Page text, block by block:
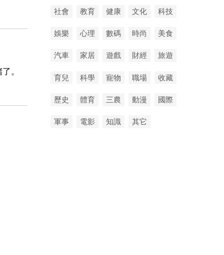
。
社會 教育 健康 文化 科技
娛樂 心理 數碼 時尚 美食
汽車 家居 遊戲 財經 旅遊
育兒 科學 寵物 職場 收藏
歷史 體育 三農 動漫 國際
軍事 電影 知識 其它